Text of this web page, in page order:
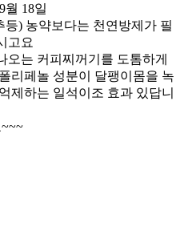
월 18일
) 농약보다는 천연방제가 필
고요
오는 커피찌꺼기를 도톰하게
리페놀 성분이 달팽이몸을 녹
제하는 일석이조 효과 있답니